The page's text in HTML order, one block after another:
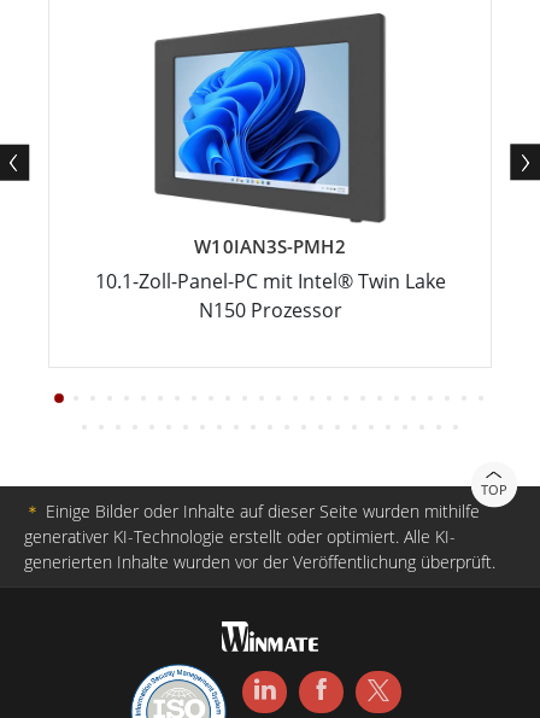
W10IAN3S-PMH2
10.1-Zoll-Panel-PC mit Intel® Twin Lake
N150 Prozessor
TOP
＊ Einige Bilder oder Inhalte auf dieser Seite wurden mithilfe
generativer KI-Technologie erstellt oder optimiert. Alle KI-
generierten Inhalte wurden vor der Veröffentlichung überprüft.